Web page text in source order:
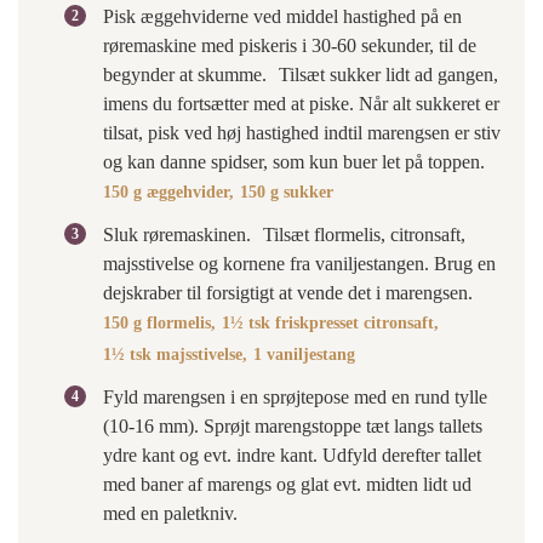
Pisk æggehviderne ved middel hastighed på en
røremaskine med piskeris i 30-60 sekunder, til de
begynder at skumme. Tilsæt sukker lidt ad gangen,
imens du fortsætter med at piske. Når alt sukkeret er
tilsat, pisk ved høj hastighed indtil marengsen er stiv
og kan danne spidser, som kun buer let på toppen.
150 g æggehvider, 150 g sukker
Sluk røremaskinen. Tilsæt flormelis, citronsaft,
majsstivelse og kornene fra vaniljestangen. Brug en
dejskraber til forsigtigt at vende det i marengsen.
150 g flormelis, 1½ tsk friskpresset citronsaft,
1½ tsk majsstivelse, 1 vaniljestang
Fyld marengsen i en sprøjtepose med en rund tylle
(10-16 mm). Sprøjt marengstoppe tæt langs tallets
ydre kant og evt. indre kant. Udfyld derefter tallet
med baner af marengs og glat evt. midten lidt ud
med en paletkniv.